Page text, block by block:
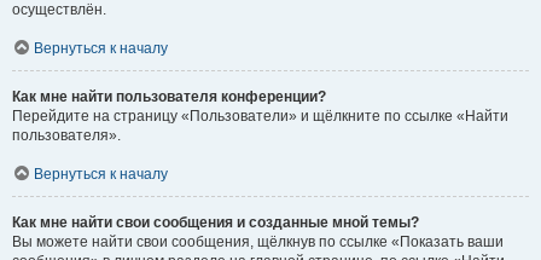
осуществлён.
Вернуться к началу
Как мне найти пользователя конференции?
Перейдите на страницу «Пользователи» и щёлкните по ссылке «Найти
пользователя».
Вернуться к началу
Как мне найти свои сообщения и созданные мной темы?
Вы можете найти свои сообщения, щёлкнув по ссылке «Показать ваши